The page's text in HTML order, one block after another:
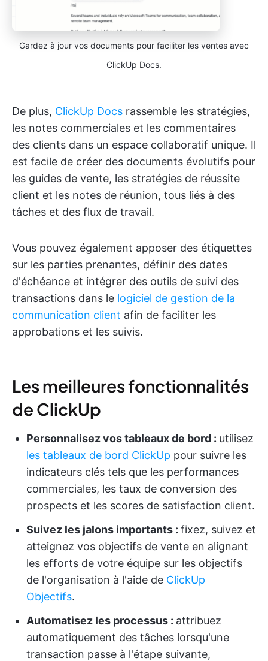
Gardez à jour vos documents pour faciliter les ventes avec
ClickUp Docs.
De plus, ClickUp Docs rassemble les stratégies,
les notes commerciales et les commentaires
des clients dans un espace collaboratif unique. Il
est facile de créer des documents évolutifs pour
les guides de vente, les stratégies de réussite
client et les notes de réunion, tous liés à des
tâches et des flux de travail.
Vous pouvez également apposer des étiquettes
sur les parties prenantes, définir des dates
d'échéance et intégrer des outils de suivi des
transactions dans le logiciel de gestion de la
communication client afin de faciliter les
approbations et les suivis.
Les meilleures fonctionnalités
de ClickUp
Personnalisez vos tableaux de bord : utilisez
les tableaux de bord ClickUp pour suivre les
indicateurs clés tels que les performances
commerciales, les taux de conversion des
prospects et les scores de satisfaction client.
Suivez les jalons importants : fixez, suivez et
atteignez vos objectifs de vente en alignant
les efforts de votre équipe sur les objectifs
de l'organisation à l'aide de ClickUp
Objectifs.
Automatisez les processus : attribuez
automatiquement des tâches lorsqu'une
transaction passe à l'étape suivante,